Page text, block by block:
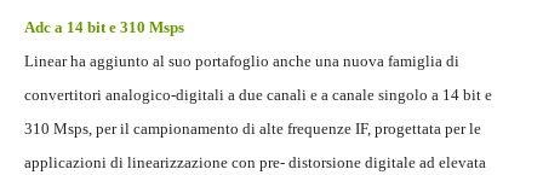
Adc a 14 bit e 310 Msps
Linear ha aggiunto al suo portafoglio anche una nuova famiglia di
convertitori analogico-digitali a due canali e a canale singolo a 14 bit e
310 Msps, per il campionamento di alte frequenze IF, progettata per le
applicazioni di linearizzazione con pre- distorsione digitale ad elevata